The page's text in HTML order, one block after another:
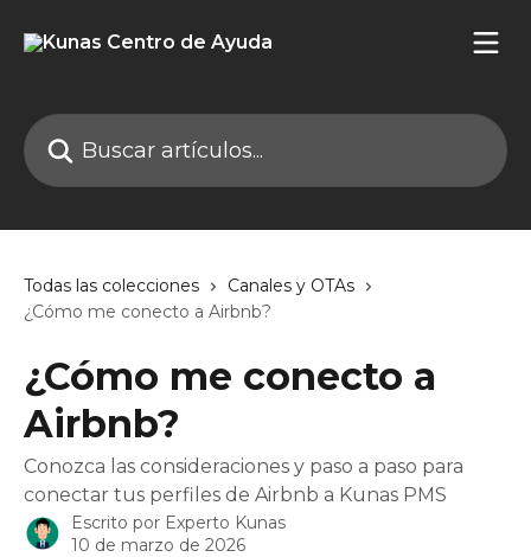
Buscar artículos...
Todas las colecciones
Canales y OTAs
¿Cómo me conecto a Airbnb?
¿Cómo me conecto a
Airbnb?
Conozca las consideraciones y paso a paso para
conectar tus perfiles de Airbnb a Kunas PMS
Escrito por Experto Kunas
10 de marzo de 2026